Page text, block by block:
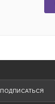
ПОДПИСАТЬСЯ